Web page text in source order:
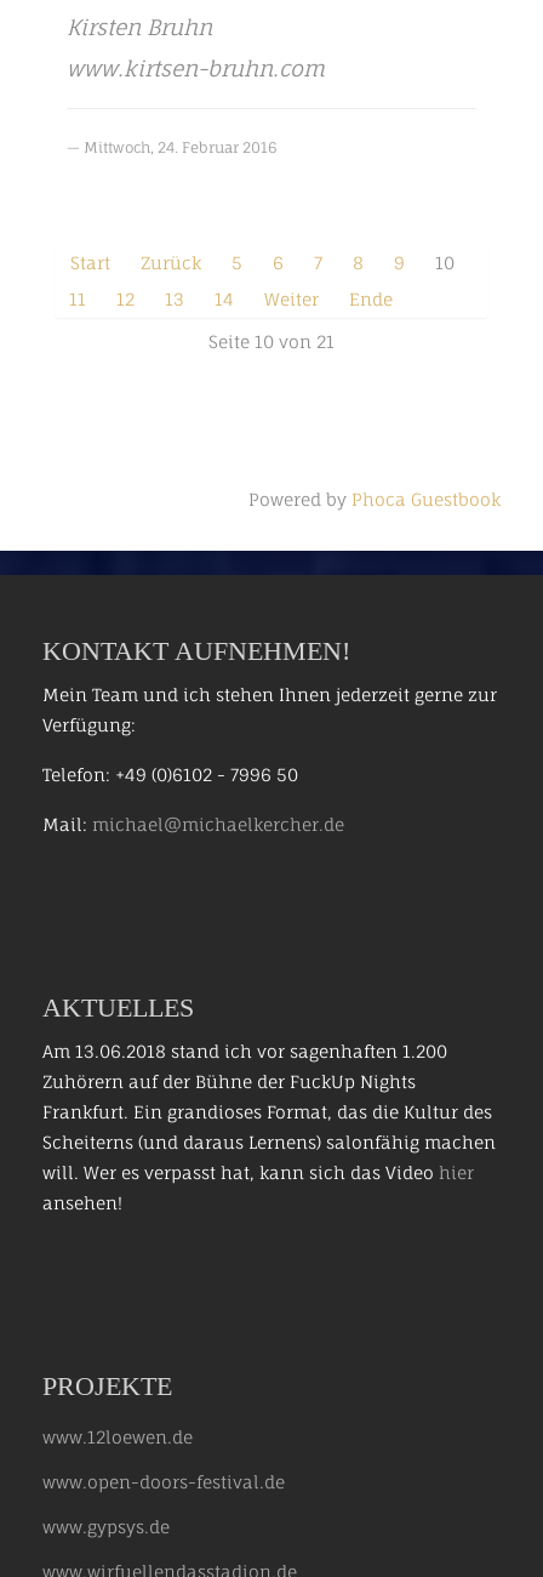
Kirsten Bruhn
www.kirtsen-bruhn.com
Mittwoch, 24. Februar 2016
Start Zurück 5 6 7 8 9
10
11
12 13 14 Weiter Ende
Seite 10 von 21
Powered by Phoca Guestbook
KONTAKT AUFNEHMEN!
Mein Team und ich stehen Ihnen jederzeit gerne zur
Verfügung:
Telefon: +49 (0)6102 - 7996 50
Mail: michael@michaelkercher.de
AKTUELLES
Am 13.06.2018 stand ich vor sagenhaften 1.200
Zuhörern auf der Bühne der FuckUp Nights
Frankfurt. Ein grandioses Format, das die Kultur des
Scheiterns (und daraus Lernens) salonfähig machen
will. Wer es verpasst hat, kann sich das Video hier
ansehen!
PROJEKTE
www.12loewen.de
www.open-doors-festival.de
www.gypsys.de
www.wirfuellendasstadion.de